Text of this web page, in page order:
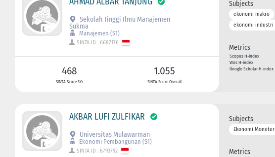
Sekolah Tinggi Ilmu Manajemen
Sukma
Manajemen (S1)
SINTA ID : 6687176
468
SINTA Score 3Yr
1.055
SINTA Score Overall
Subjects
ekonomi makro
ekonomi industri
Metrics
Scopus H-index
Wos H-index
Google Scholar H-index
AKBAR LUFI ZULFIKAR
Universitas Mulawarman
Ekonomi Pembangunan (S1)
SINTA ID : 6793792
Subjects
Ekonomi Moneter
Metrics